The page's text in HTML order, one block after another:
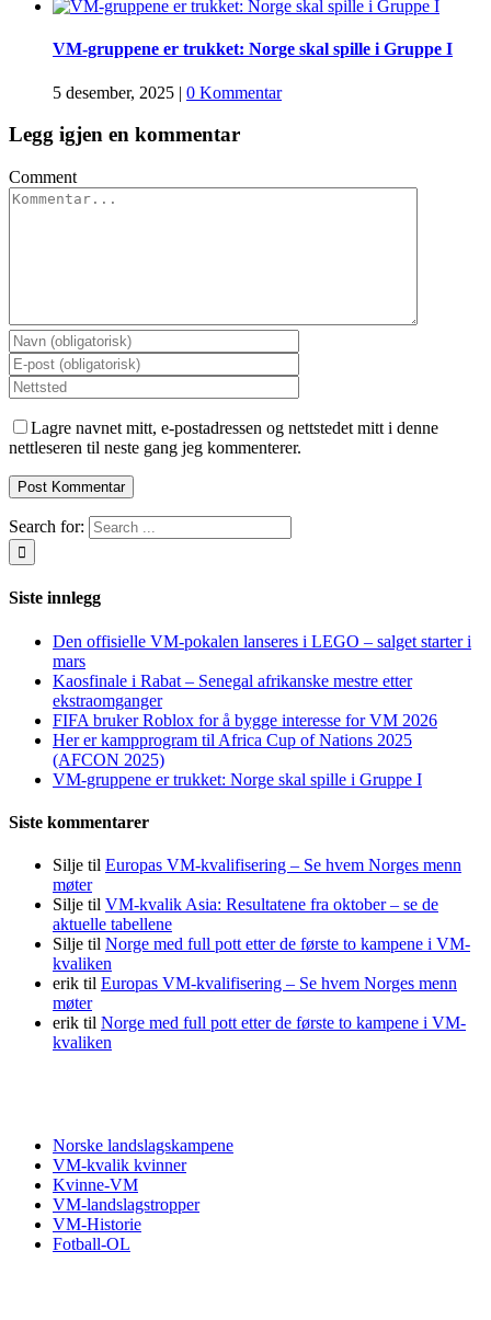
VM-gruppene er trukket: Norge skal spille i Gruppe I
5 desember, 2025 | 0 Kommentar
Legg igjen en kommentar
Comment
Lagre navnet mitt, e-postadressen og nettstedet mitt i denne
nettleseren til neste gang jeg kommenterer.
Search for:
Siste innlegg
Den offisielle VM-pokalen lanseres i LEGO – salget starter i
mars
Kaosfinale i Rabat – Senegal afrikanske mestre etter
ekstraomganger
FIFA bruker Roblox for å bygge interesse for VM 2026
Her er kampprogram til Africa Cup of Nations 2025
(AFCON 2025)
VM-gruppene er trukket: Norge skal spille i Gruppe I
Siste kommentarer
Silje til Europas VM-kvalifisering – Se hvem Norges menn
møter
Silje til VM-kvalik Asia: Resultatene fra oktober – se de
aktuelle tabellene
Silje til Norge med full pott etter de første to kampene i VM-
kvaliken
erik til Europas VM-kvalifisering – Se hvem Norges menn
møter
erik til Norge med full pott etter de første to kampene i VM-
kvaliken
Norske landslagskampene
VM-kvalik kvinner
Kvinne-VM
VM-landslagstropper
VM-Historie
Fotball-OL